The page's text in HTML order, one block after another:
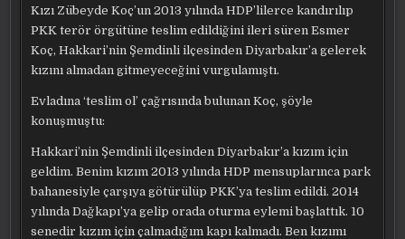
Kızı Zübeyde Koç’un 2013 yılında HDP’lilerce kandırılıp
PKK terör örgütüne teslim edildiğini ileri süren Esmer
Koç, Hakkari’nin Şemdinli ilçesinden Diyarbakır’a gelerek
kızını almadan gitmeyeceğini vurgulamıştı.
Evladına ‘teslim ol’ çağrısında bulunan Koç, şöyle
konuşmuştu:
Hakkari’nin Şemdinli ilçesinden Diyarbakır’a kızım için
geldim. Benim kızım 2013 yılında HDP mensuplarınca park
bahanesiyle çarşıya götürülüp PKK’ya teslim edildi. 2014
yılında Dağkapı’ya gelip orada oturma eylemi başlattık. 10
senedir kızım için çalmadığım kapı kalmadı. Ben kızımı